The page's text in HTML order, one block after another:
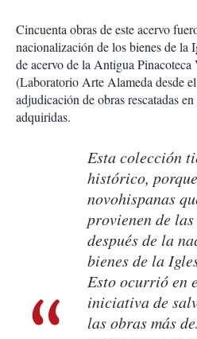
Cincuenta obras de este acervo
nacionalización de los bienes de la
de acervo de la Antigua
(Laboratorio Arte Alameda desde
adjudicación de obras rescatadas
adquiridas.
Esta colección
histórico,
novohispanas
provienen de
después de la
bienes de la
Esto ocurrió en
iniciativa de
las obras más